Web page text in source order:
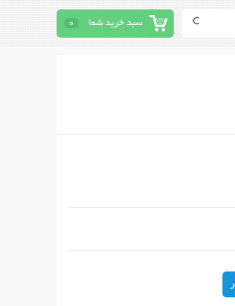
سبد خرید شما 0